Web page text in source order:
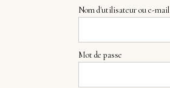
Nom d'utilisateur ou e-mail
Mot de passe